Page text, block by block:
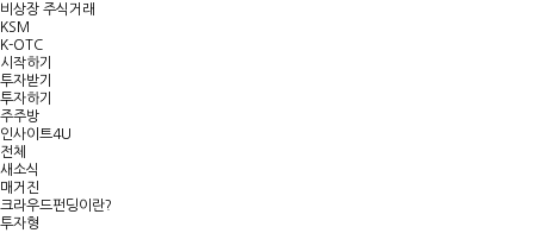
비상장 주식거래
KSM
K-OTC
시작하기
투자받기
투자하기
주주방
인사이트4U
전체
새소식
매거진
크라우드펀딩이란?
투자형